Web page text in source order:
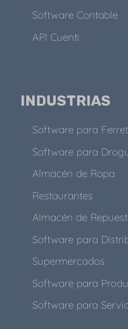
Software Contable
API Cuenti
INDUSTRIAS
Software para
Software para
Almacén de Ropa
Restaurantes
Almacén de
Software para
Supermercados
Software para
Software para